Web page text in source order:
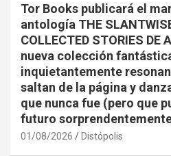
Tor Books publicará el
antología THE
COLLECTED STORIES DE
nueva colección
inquietantemente
saltan de la página y
que nunca fue (pero que
futuro
01/08/2026 Distópolis